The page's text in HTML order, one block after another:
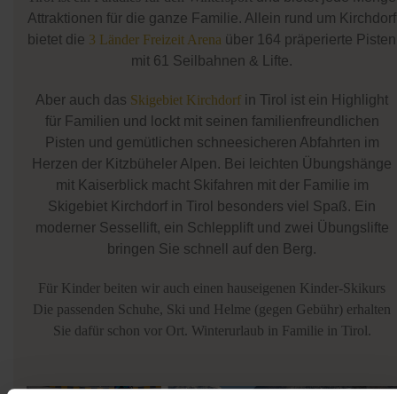
Attraktionen für die ganze Familie. Allein rund um Kirchdorf
bietet die 3 Länder Freizeit Arena über 164 präperierte Pisten
mit 61 Seilbahnen & Lifte.
Aber auch das Skigebiet Kirchdorf in Tirol ist ein Highlight
für Familien und lockt mit seinen familienfreundlichen
Pisten und gemütlichen schneesicheren Abfahrten im
Herzen der Kitzbüheler Alpen. Bei leichten Übungshänge
mit Kaiserblick macht Skifahren mit der Familie im
Skigebiet Kirchdorf in Tirol besonders viel Spaß. Ein
moderner Sessellift, ein Schlepplift und zwei Übungslifte
bringen Sie schnell auf den Berg.
Für Kinder beiten wir auch einen hauseigenen Kinder-Skikurs
Die passenden Schuhe, Ski und Helme (gegen Gebühr) erhalten
Sie dafür schon vor Ort. Winterurlaub in Familie in Tirol.